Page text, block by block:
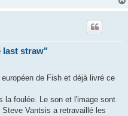
last straw"
de Fish et déjà livré ce
la foulée. Le son et l'image sont
Vantsis a retravaillé les